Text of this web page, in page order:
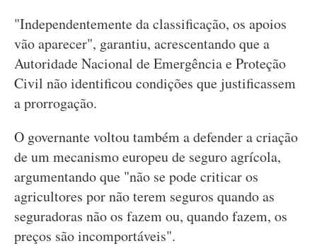
"Independentemente da classificação, os apoios
vão aparecer", garantiu, acrescentando que a
Autoridade Nacional de Emergência e Proteção
Civil não identificou condições que justificassem
a prorrogação.
O governante voltou também a defender a criação
de um mecanismo europeu de seguro agrícola,
argumentando que "não se pode criticar os
agricultores por não terem seguros quando as
seguradoras não os fazem ou, quando fazem, os
preços são incomportáveis".